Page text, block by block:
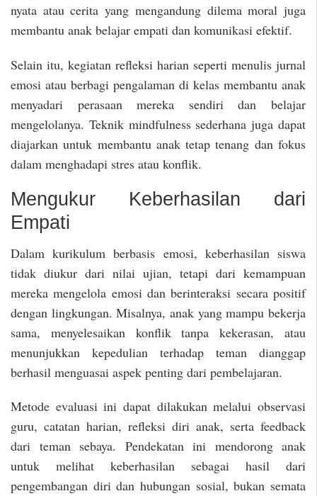
nyata atau cerita yang mengandung dilema moral juga
membantu anak belajar empati dan komunikasi efektif.
Selain itu, kegiatan refleksi harian seperti menulis jurnal
emosi atau berbagi pengalaman di kelas membantu anak
menyadari perasaan mereka sendiri dan belajar
mengelolanya. Teknik mindfulness sederhana juga dapat
diajarkan untuk membantu anak tetap tenang dan fokus
dalam menghadapi stres atau konflik.
Mengukur Keberhasilan dari
Empati
Dalam kurikulum berbasis emosi, keberhasilan siswa
tidak diukur dari nilai ujian, tetapi dari kemampuan
mereka mengelola emosi dan berinteraksi secara positif
dengan lingkungan. Misalnya, anak yang mampu bekerja
sama, menyelesaikan konflik tanpa kekerasan, atau
menunjukkan kepedulian terhadap teman dianggap
berhasil menguasai aspek penting dari pembelajaran.
Metode evaluasi ini dapat dilakukan melalui observasi
guru, catatan harian, refleksi diri anak, serta feedback
dari teman sebaya. Pendekatan ini mendorong anak
untuk melihat keberhasilan sebagai hasil dari
pengembangan diri dan hubungan sosial, bukan semata